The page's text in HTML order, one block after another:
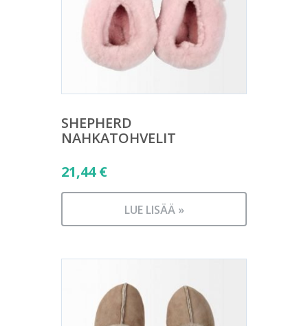
SHEPHERD
NAHKATOHVELIT
21,44€
LUE LISÄÄ »